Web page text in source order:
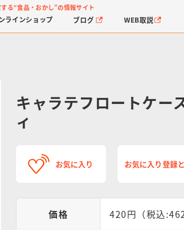
る“食品・おかし”の情報サイト
ラインショップ ブログ WEB取説
キャラテフロートケー
ィ
お気に入り お気に入り登録
価格 420円（税込:462